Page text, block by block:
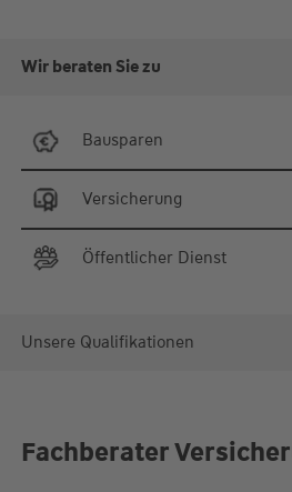
Wir beraten Sie zu
Bausparen
Versicherung
Öffentlicher Dienst
Unsere Qualifikationen
Fachberater